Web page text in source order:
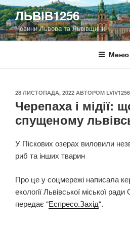
Перейти
до
вмісту
ЛЬВІВ1256
Новини Львова та Львівщини
Меню
ОПУБЛІКОВАНО
28 ЛИСТОПАДА, 2022 АВТОРОМ LVIV1256
Черепаха і мідії:
спущеному
У Піскових озерах виловили
риб та інших тварин
Про це у соцмережі написала
екології Львівської міської
передає “Еспресо.Захід“.